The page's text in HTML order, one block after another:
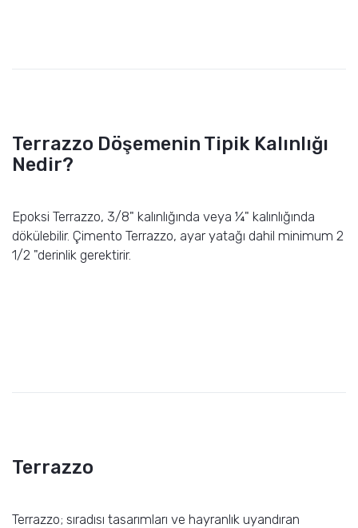
Terrazzo Döşemenin Tipik Kalınlığı
Nedir?
Epoksi Terrazzo, 3/8" kalınlığında veya ¼" kalınlığında
dökülebilir. Çimento Terrazzo, ayar yatağı dahil minimum 2
1/2 "derinlik gerektirir.
Terrazzo
Terrazzo; sıradısı tasarımları ve hayranlık uyandıran